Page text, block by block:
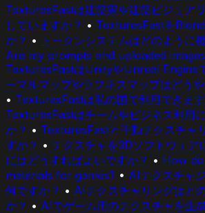
TexturesFastは建築家や建築ビジュア
していますか？ • TexturesFastを
か？ • トークンシステムはどのように
Are my prompts and uploaded
TexturesFastはUnityやUnreal Engine
ーマルマップやラフネスマップはどう
• TexturesFastは私の国で利用できます
TexturesFastはチームやビジネス利用
か？ • TexturesFastと手動テクスチャ
すか？ • テクスチャを3Dソフトウェア
にはどうすればよいですか？ • How
materials for games? • AIテクスチャ
何ですか？ • AIテクスチャリングはど
か？ • AIでゲーム用のテクスチャを生